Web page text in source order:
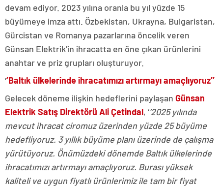
devam ediyor. 2023 yılına oranla bu yıl yüzde 15
büyümeye imza attı. Özbekistan, Ukrayna, Bulgaristan,
Gürcistan ve Romanya pazarlarına öncelik veren
Günsan Elektrik’in ihracatta en öne çıkan ürünlerini
anahtar ve priz grupları oluşturuyor.
‘’Baltık ülkelerinde ihracatımızı artırmayı amaçlıyoruz’’
Gelecek döneme ilişkin hedeflerini paylaşan Günsan
Elektrik Satış Direktörü Ali Çetindal, ‘’2025 yılında
mevcut ihracat ciromuz üzerinden yüzde 25 büyüme
hedefliyoruz. 3 yıllık büyüme planı üzerinde de çalışma
yürütüyoruz. Önümüzdeki dönemde Baltık ülkelerinde
ihracatımızı artırmayı amaçlıyoruz. Burası yüksek
kaliteli ve uygun fiyatlı ürünlerimiz ile tam bir fiyat